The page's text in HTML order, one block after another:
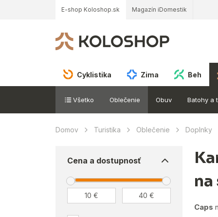
E-shop Koloshop.sk Magazín iDomestik
Cyklistika Zima Beh
Všetko Oblečenie Obuv Batohy a
Domov Turistika Oblečenie Doplnky
Cena a dostupnosť
Caps